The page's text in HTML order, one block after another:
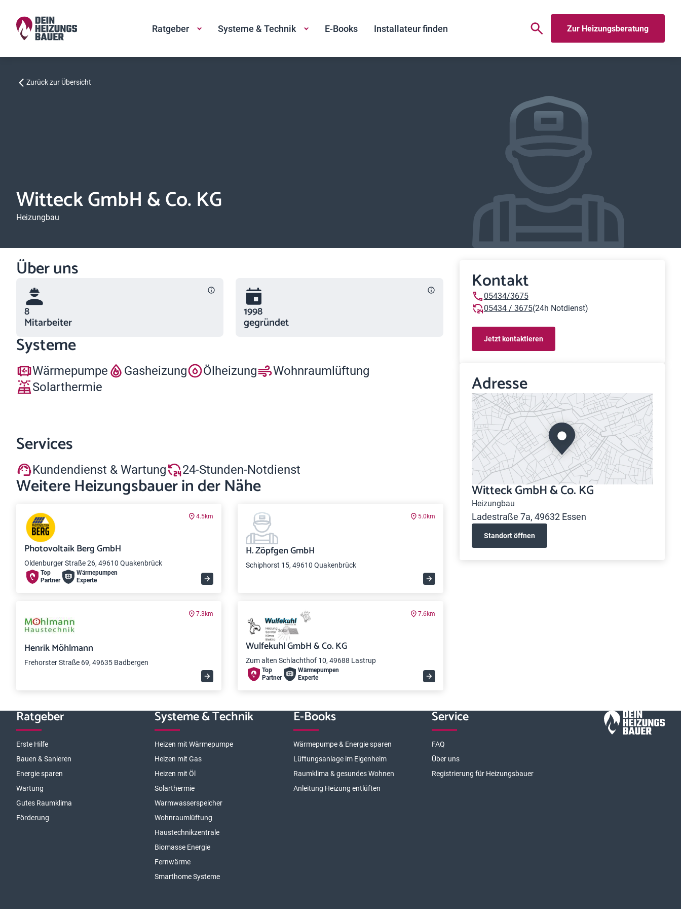
Ratgeber Systeme & Technik E-Books Installateur finden Zur Heizungsberatung
Zurück zur Übersicht
Witteck GmbH & Co. KG
Heizungbau
Über uns
8
Mitarbeiter
1998
gegründet
Systeme
Wärmepumpe Gasheizung Ölheizung
Wohnraumlüftung
Solarthermie
Services
Kundendienst & Wartung 24-Stunden-Notdienst
Weitere Heizungsbauer in der Nähe
4.5km
Photovoltaik Berg GmbH
Oldenburger Straße 26, 49610 Quakenbrück
Top
Partner
Wärme­pumpen
Experte
5.0km
H. Zöpfgen GmbH
Schiphorst 15, 49610 Quakenbrück
7.3km
Henrik Möhlmann
Frehorster Straße 69, 49635 Badbergen
7.6km
Wulfekuhl GmbH & Co. KG
Zum alten Schlachthof 10, 49688 Lastrup
Top
Partner
Wärme­pumpen
Experte
Kontakt
05434/3675
05434 / 3675(24h Notdienst)
Jetzt kontaktieren
Adresse
Witteck GmbH & Co. KG
Heizungbau
Ladestraße 7a, 49632 Essen
Standort öffnen
Ratgeber
Erste Hilfe
Bauen & Sanieren
Energie sparen
Wartung
Gutes Raumklima
Förderung
Systeme & Technik
Heizen mit Wärmepumpe
Heizen mit Gas
Heizen mit Öl
Solarthermie
Warmwasserspeicher
Wohnraumlüftung
Haustechnikzentrale
Biomasse Energie
Fernwärme
Smarthome Systeme
E-Books
Wärmepumpe & Energie sparen
Lüftungsanlage im Eigenheim
Raumklima & gesundes Wohnen
Anleitung Heizung entlüften
Service
FAQ
Über uns
Registrierung für Heizungsbauer